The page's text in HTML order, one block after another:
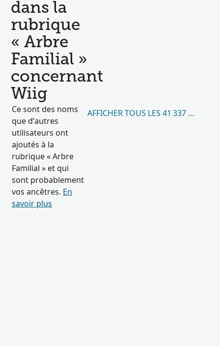
dans la
rubrique
« Arbre
Familial »
concernant
Wiig
Ce sont des noms
que d’autres
utilisateurs ont
ajoutés à la
rubrique « Arbre
Familial » et qui
sont probablement
vos ancêtres. En
savoir plus
AFFICHER TOUS LES 41 337